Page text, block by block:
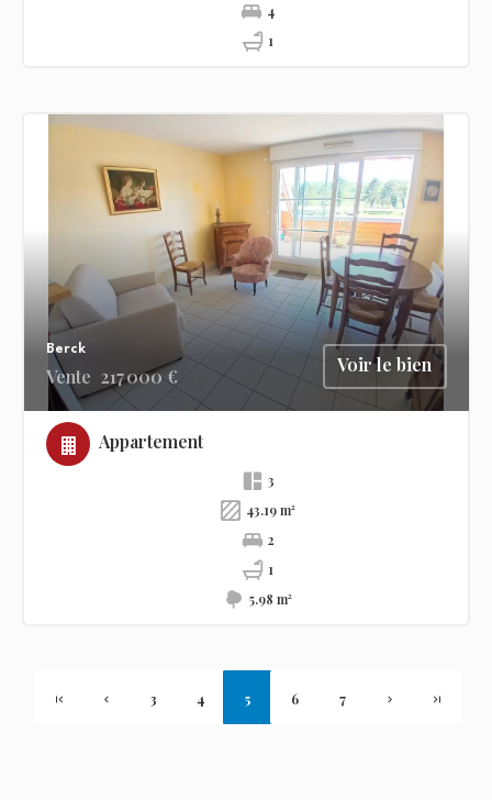
4
1
Berck
Vente 217 000 € Voir le bien
Appartement
3
43.19 m²
2
1
5.98 m²
3 4 5 6 7